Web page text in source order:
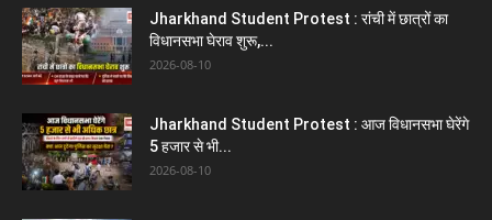
Jharkhand Student Protest : रांची में छात्रों का
विधानसभा घेराव शुरू,...
2026-08-10
Jharkhand Student Protest : आज विधानसभा घेरेंगे
5 हजार से भी...
2026-08-10